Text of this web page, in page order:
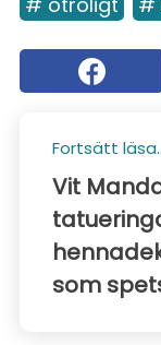
Fortsätt
Vit
som